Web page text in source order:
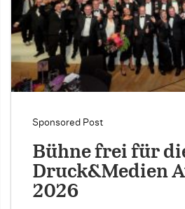
Sponsored Post
Bühne frei für
Druck&Medien
2026